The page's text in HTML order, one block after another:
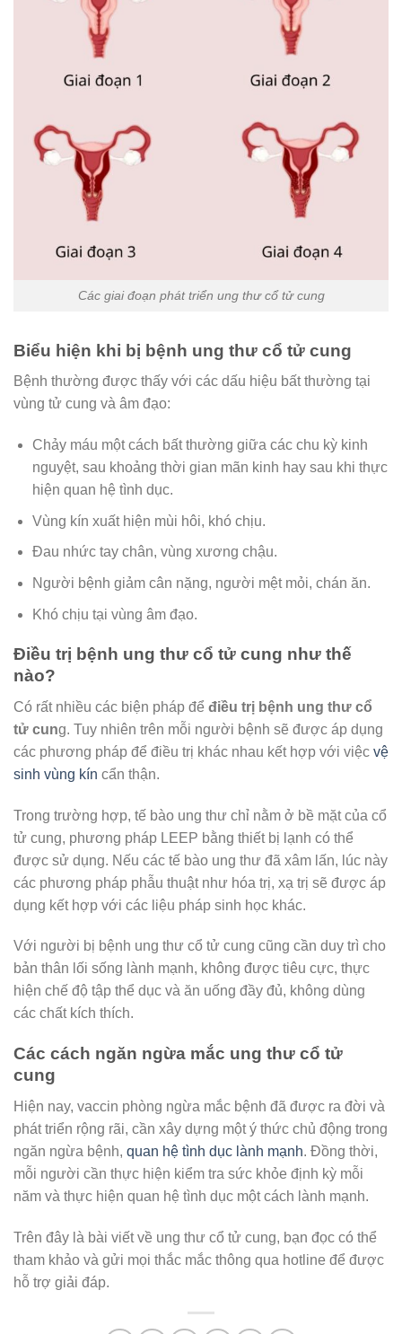
Các giai đoạn phát triển ung thư cổ tử cung
Biểu hiện khi bị bệnh ung thư cổ tử cung
Bệnh thường được thấy với các dấu hiệu bất thường tại
vùng tử cung và âm đạo:
Chảy máu một cách bất thường giữa các chu kỳ kinh
nguyệt, sau khoảng thời gian mãn kinh hay sau khi thực
hiện quan hệ tình dục.
Vùng kín xuất hiện mùi hôi, khó chịu.
Đau nhức tay chân, vùng xương chậu.
Người bệnh giảm cân nặng, người mệt mỏi, chán ăn.
Khó chịu tại vùng âm đạo.
Điều trị bệnh ung thư cổ tử cung như thế
nào?
Có rất nhiều các biện pháp để điều trị bệnh ung thư cổ
tử cung. Tuy nhiên trên mỗi người bệnh sẽ được áp dụng
các phương pháp để điều trị khác nhau kết hợp với việc vệ
sinh vùng kín cẩn thận.
Trong trường hợp, tế bào ung thư chỉ nằm ở bề mặt của cổ
tử cung, phương pháp LEEP bằng thiết bị lạnh có thể
được sử dụng. Nếu các tế bào ung thư đã xâm lấn, lúc này
các phương pháp phẫu thuật như hóa trị, xạ trị sẽ được áp
dụng kết hợp với các liệu pháp sinh học khác.
Với người bị bệnh ung thư cổ tử cung cũng cần duy trì cho
bản thân lối sống lành mạnh, không được tiêu cực, thực
hiện chế độ tập thể dục và ăn uống đầy đủ, không dùng
các chất kích thích.
Các cách ngăn ngừa mắc ung thư cổ tử
cung
Hiện nay, vaccin phòng ngừa mắc bệnh đã được ra đời và
phát triển rộng rãi, cần xây dựng một ý thức chủ động trong
ngăn ngừa bệnh, quan hệ tình dục lành mạnh. Đồng thời,
mỗi người cần thực hiện kiểm tra sức khỏe định kỳ mỗi
năm và thực hiện quan hệ tình dục một cách lành mạnh.
Trên đây là bài viết về ung thư cổ tử cung, bạn đọc có thể
tham khảo và gửi mọi thắc mắc thông qua hotline để được
hỗ trợ giải đáp.